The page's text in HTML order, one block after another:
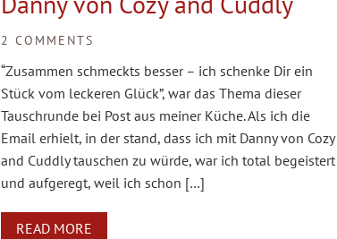
2 COMMENTS
“Zusammen schmeckts besser – ich schenke Dir ein
Stück vom leckeren Glück”, war das Thema dieser
Tauschrunde bei Post aus meiner Küche. Als ich die
Email erhielt, in der stand, dass ich mit Danny von Cozy
and Cuddly tauschen zu würde, war ich total begeistert
und aufgeregt, weil ich schon […]
READ MORE